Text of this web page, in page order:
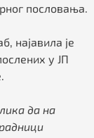
пословања.
најавила је
у ЈП
да на